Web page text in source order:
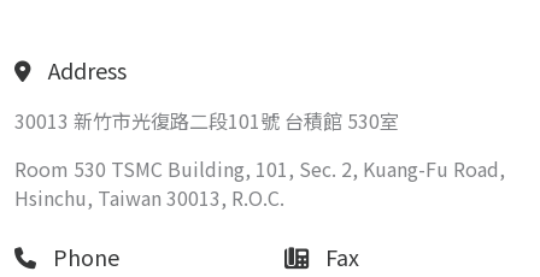
Address
30013 新竹市光復路二段101號 台積館 530室
Room 530 TSMC Building, 101, Sec. 2, Kuang-Fu Road,
Hsinchu, Taiwan 30013, R.O.C.
Phone Fax